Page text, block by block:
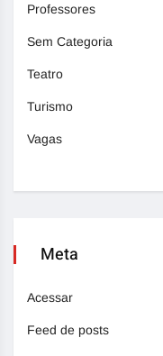
Professores
Sem Categoria
Teatro
Turismo
Vagas
Meta
Acessar
Feed de posts